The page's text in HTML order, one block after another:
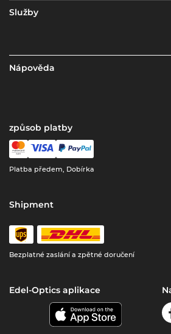
Služby
Nápověda
způsob platby
Platba předem, Dobírka
Shipment
Bezplatné zaslání a zpětné doručení
Edel-Optics aplikace